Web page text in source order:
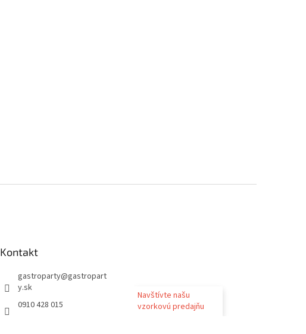
Kontakt
gastroparty@gastropart
y.sk
0910 428 015
Navštívte našu
vzorkovú predajňu